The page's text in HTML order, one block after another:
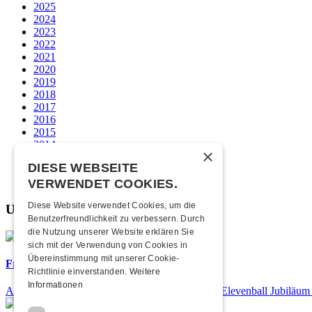
2025
2024
2023
2022
2021
2020
2019
2018
2017
2016
2015
2014
2012
2011
Unsere beliebtesten
Frisch bestätigt: 25 Jahre Elevenball
Am Samstag, 26. September 2026 findet das 25. Elevenball Jubiläum
×
DIESE WEBSEITE
VERWENDET COOKIES.
Diese Website verwendet Cookies, um die
Benutzerfreundlichkeit zu verbessern. Durch
die Nutzung unserer Website erklären Sie
sich mit der Verwendung von Cookies in
Übereinstimmung mit unserer Cookie-
Richtlinie einverstanden. Weitere
Informationen